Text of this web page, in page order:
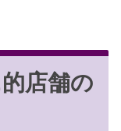
店舗の